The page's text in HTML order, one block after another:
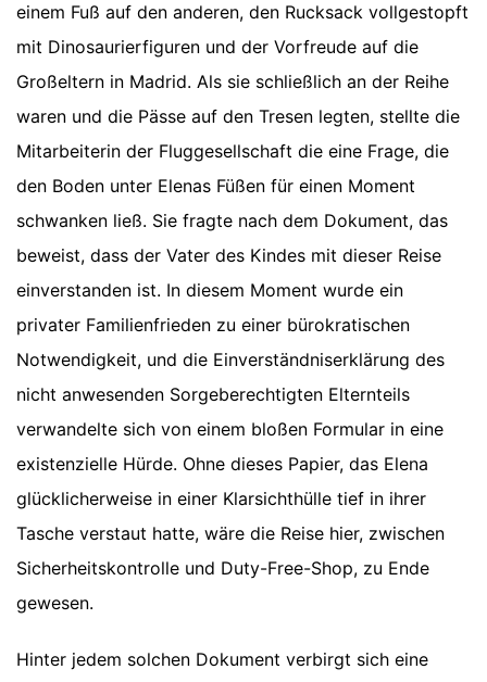
einem Fuß auf den anderen, den Rucksack vollgestopft
mit Dinosaurierfiguren und der Vorfreude auf die
Großeltern in Madrid. Als sie schließlich an der Reihe
waren und die Pässe auf den Tresen legten, stellte die
Mitarbeiterin der Fluggesellschaft die eine Frage, die
den Boden unter Elenas Füßen für einen Moment
schwanken ließ. Sie fragte nach dem Dokument, das
beweist, dass der Vater des Kindes mit dieser Reise
einverstanden ist. In diesem Moment wurde ein
privater Familienfrieden zu einer bürokratischen
Notwendigkeit, und die Einverständniserklärung des
nicht anwesenden Sorgeberechtigten Elternteils
verwandelte sich von einem bloßen Formular in eine
existenzielle Hürde. Ohne dieses Papier, das Elena
glücklicherweise in einer Klarsichthülle tief in ihrer
Tasche verstaut hatte, wäre die Reise hier, zwischen
Sicherheitskontrolle und Duty-Free-Shop, zu Ende
gewesen.
Hinter jedem solchen Dokument verbirgt sich eine